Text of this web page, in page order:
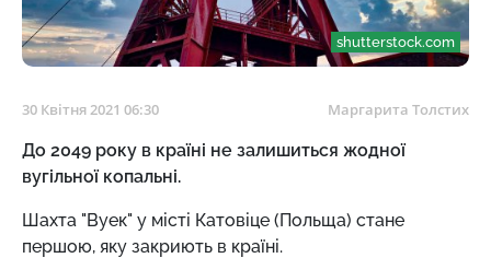
shutterstock.com
30 Квітня 2021 06:30 Маргарита Толстих
До 2049 року в країні не залишиться жодної
вугільної копальні.
Шахта "Вуек" у місті Катовіце (Польща) стане
першою, яку закриють в країні.